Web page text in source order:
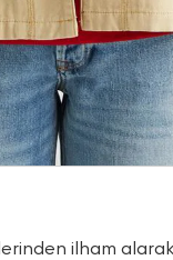
ilham